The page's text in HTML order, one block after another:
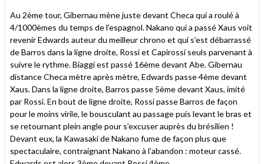
Au 2ème tour, Gibernau mène juste devant Checa qui a roulé à
4/1000èmes du temps de l’espagnol. Nakano qui a passé Xaus voit
revenir Edwards auteur du meilleur chrono et qui s’est débarrassé
de Barros dans la ligne droite, Rossi et Capirossi seuls parvenant à
suivre le rythme. Biaggi est passé 16ème devant Abe. Gibernau
distance Checa mètre après mètre, Edwards passe 4ème devant
Xaus. Dans la ligne droite, Barros passe 5ème devant Xaus, imité
par Rossi. En bout de ligne droite, Rossi passe Barros de façon
pour le moins virile, le bousculant au passage puis levant le bras et
se retournant plein angle pour s’excuser auprès du brésilien !
Devant eux, la Kawasaki de Nakano fume de façon plus que
spectaculaire, contraignant Nakano à l’abandon : moteur cassé.